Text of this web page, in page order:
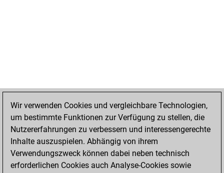
Wir verwenden Cookies und vergleichbare Technologien,
um bestimmte Funktionen zur Verfügung zu stellen, die
Nutzererfahrungen zu verbessern und interessengerechte
Inhalte auszuspielen. Abhängig von ihrem
Verwendungszweck können dabei neben technisch
erforderlichen Cookies auch Analyse-Cookies sowie